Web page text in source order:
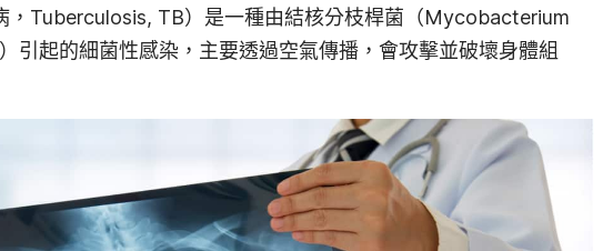
，Tuberculosis, TB）是一種由結核分枝桿菌（Mycobacterium
引起的細菌性感染，主要透過空氣傳播，會攻擊並破壞身體組